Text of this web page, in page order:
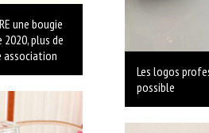
une bougie
plus de
association
Les logos
possible